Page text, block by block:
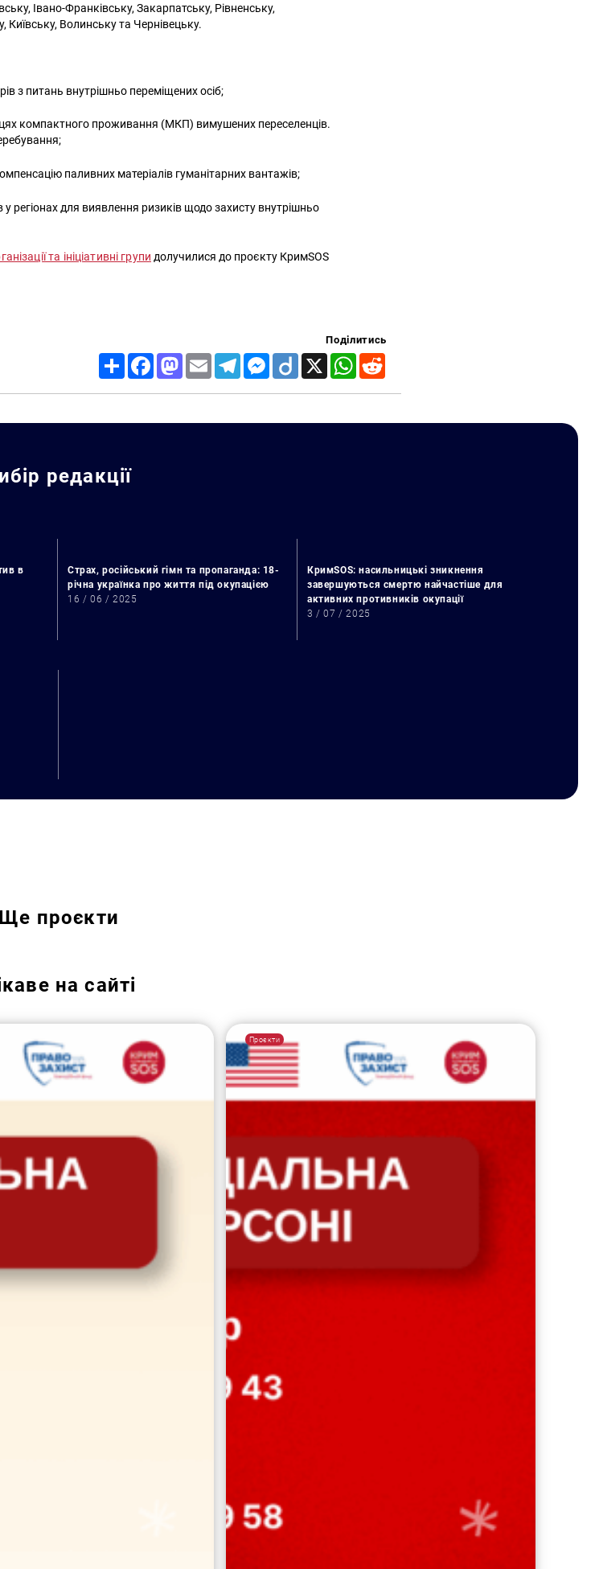
Івано-Франківську, Закарпатську, Рівненську,
Волинську та Чернівецьку.
з питань внутрішньо переміщених осіб;
компактного проживання (МКП) вимушених переселенців.
паливних матеріалів гуманітарних вантажів;
регіонах для виявлення ризиків щодо захисту внутрішньо
та ініціативні групи долучилися до проєкту КримSOS
Поділитись
Share FacebookMastodon
Email TelegramMessenger
Diigo X WhatsApp
редакції
в
Страх, російський гімн та пропаганда: 18-
річна українка про життя під окупацією
16 / 06 / 2025
КримSOS: насильницькі зникнення
завершуються смертю найчастіше для
активних противників окупації
3 / 07 / 2025
Ще проєкти
на сайті
Проєкти